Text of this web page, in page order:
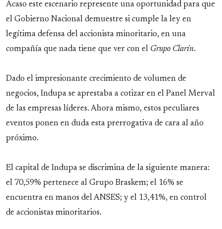
Acaso este escenario represente una oportunidad para que
el Gobierno Nacional demuestre si cumple la ley en
legítima defensa del accionista minoritario, en una
compañía que nada tiene que ver con el Grupo Clarín.
Dado el impresionante crecimiento de volumen de
negocios, Indupa se aprestaba a cotizar en el Panel Merval
de las empresas líderes. Ahora mismo, estos peculiares
eventos ponen en duda esta prerrogativa de cara al año
próximo.
El capital de Indupa se discrimina de la siguiente manera:
el 70,59% pertenece al Grupo Braskem; el 16% se
encuentra en manos del ANSES; y el 13,41%, en control
de accionistas minoritarios.